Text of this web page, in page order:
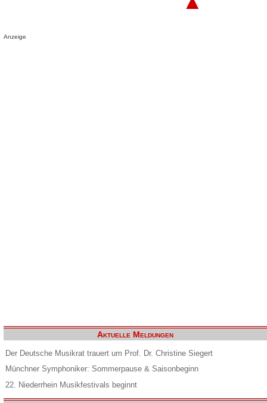
Anzeige
Aktuelle Meldungen
Der Deutsche Musikrat trauert um Prof. Dr. Christine Siegert
Münchner Symphoniker: Sommerpause & Saisonbeginn
22. Niederrhein Musikfestivals beginnt